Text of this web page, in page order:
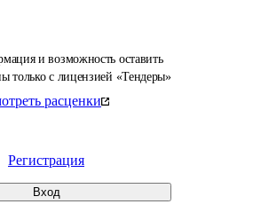
и возможность оставить
только с лицензией «Тендеры»
расценки
Регистрация
Вход